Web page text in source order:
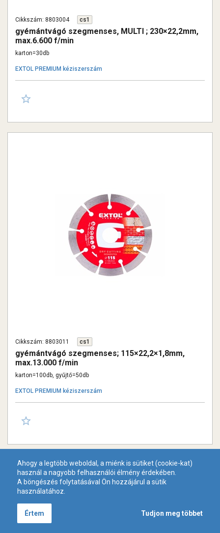
Cikkszám: 8803004 cs1
gyémántvágó szegmenses, MULTI ; 230×22,2mm,
max.6.600 f/min
karton=30db
EXTOL PREMIUM kéziszerszám
Cikkszám: 8803011 cs1
gyémántvágó szegmenses; 115×22,2×1,8mm,
max.13.000 f/min
karton=100db, gyűjtő=50db
EXTOL PREMIUM kéziszerszám
Ahogy a legtöbb weboldal, a miénk is sütiket (cookie-kat)
használ a nagyobb felhasználói élmény érdekében.
A böngészés folytatásával Ön hozzájárul a sütik
használatához.
Értem Tudjon meg többet